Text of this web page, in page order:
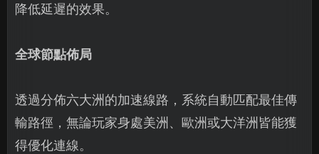
降低延遲的效果。
全球節點佈局
透過分佈六大洲的加速線路，系統自動匹配最佳傳
輸路徑，無論玩家身處美洲、歐洲或大洋洲皆能獲
得優化連線。